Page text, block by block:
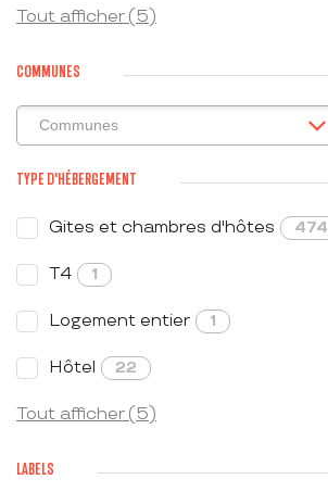
Tout afficher (5)
COMMUNES
TYPE D'HÉBERGEMENT
Gites et chambres d'hôtes 474
T4 1
Logement entier 1
Hôtel 22
Tout afficher (5)
LABELS